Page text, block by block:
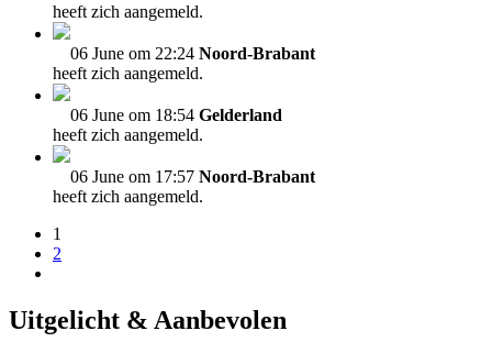
heeft zich aangemeld.
06 June om 22:24 Noord-Brabant
heeft zich aangemeld.
06 June om 18:54 Gelderland
heeft zich aangemeld.
06 June om 17:57 Noord-Brabant
heeft zich aangemeld.
1
2
Uitgelicht & Aanbevolen